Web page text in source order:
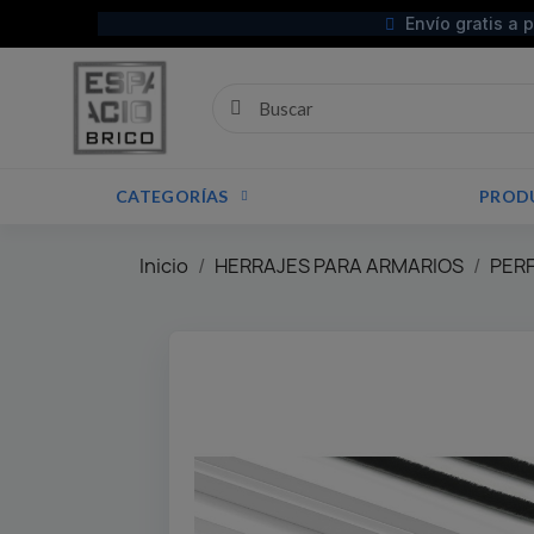
Envío gratis a
CATEGORÍAS
Inicio HERRAJES PARA ARMARIOS